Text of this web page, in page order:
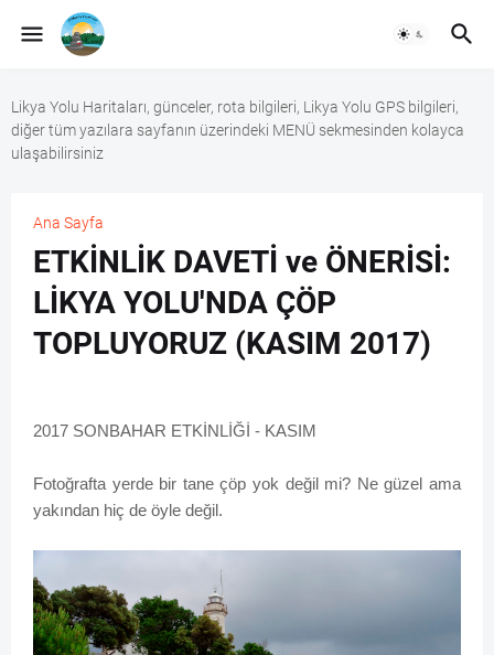
Likya Yolu Haritaları, günceler, rota bilgileri, Likya Yolu GPS bilgileri,
diğer tüm yazılara sayfanın üzerindeki MENÜ sekmesinden kolayca
ulaşabilirsiniz
Ana Sayfa
ETKİNLİK DAVETİ ve ÖNERİSİ:
LİKYA YOLU'NDA ÇÖP
TOPLUYORUZ (KASIM 2017)
2017 SONBAHAR ETKİNLİĞİ - KASIM
Fotoğrafta yerde bir tane çöp yok değil mi? Ne güzel ama
yakından hiç de öyle değil.